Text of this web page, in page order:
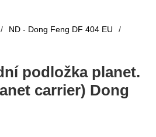
/ ND - Dong Feng DF 404 EU
/
podložka planet.
carrier) Dong